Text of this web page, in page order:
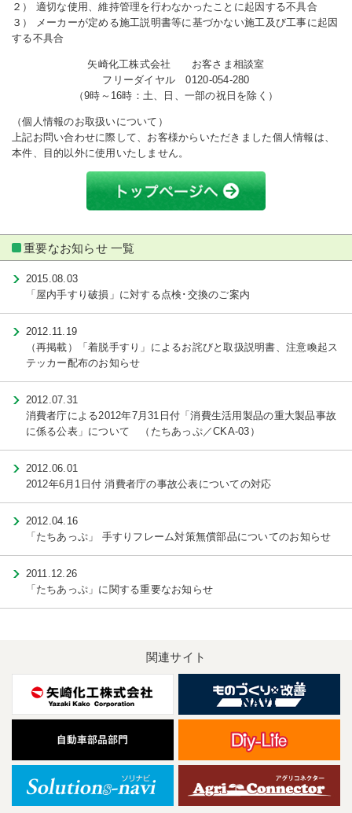
２） 適切な使用、維持管理を行わなかったことに起因する不具合
３） メーカーが定める施工説明書等に基づかない施工及び工事に起因
する不具合
矢崎化工株式会社 お客さま相談室
フリーダイヤル 0120-054-280
（9時～16時：土、日、一部の祝日を除く）
（個人情報のお取扱いについて）
上記お問い合わせに際して、お客様からいただきました個人情報は、
本件、目的以外に使用いたしません。
重要なお知らせ 一覧
2015.08.03
「屋内手すり破損」に対する点検･交換のご案内
2012.11.19
（再掲載）「着脱手すり」によるお詫びと取扱説明書、注意喚起ス
テッカー配布のお知らせ
2012.07.31
消費者庁による2012年7月31日付「消費生活用製品の重大製品事故
に係る公表」について （たちあっぷ／CKA-03）
2012.06.01
2012年6月1日付 消費者庁の事故公表についての対応
2012.04.16
「たちあっぷ」 手すりフレーム対策無償部品についてのお知らせ
2011.12.26
「たちあっぷ」に関する重要なお知らせ
関連サイト